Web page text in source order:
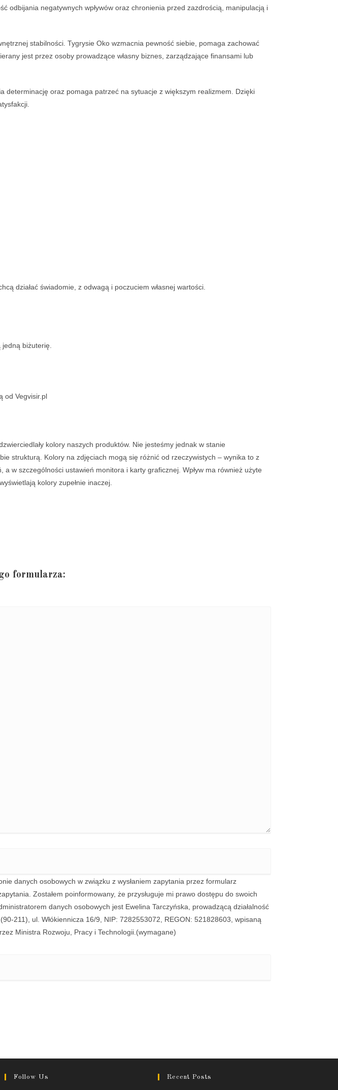
odbijania negatywnych wpływów oraz chronienia przed zazdrością, manipulacją i
stabilności. Tygrysie Oko wzmacnia pewność siebie, pomaga zachować
jest przez osoby prowadzące własny biznes, zarządzające finansami lub
determinację oraz pomaga patrzeć na sytuacje z większym realizmem. Dzięki
działać świadomie, z odwagą i poczuciem własnej wartości.
biżuterię.
od Vegvisir.pl
kolory naszych produktów. Nie jesteśmy jednak w stanie
strukturą. Kolory na zdjęciach mogą się różnić od rzeczywistych – wynika to z
w szczególności ustawień monitora i karty graficznej. Wpływ ma również użyte
kolory zupełnie inaczej.
formularza:
danych osobowych w związku z wysłaniem zapytania przez formularz
Zostałem poinformowany, że przysługuje mi prawo dostępu do swoich
danych osobowych jest Ewelina Tarczyńska, prowadzącą działalność
211), ul. Włókiennicza 16/9, NIP: 7282553072, REGON: 521828603, wpisaną
Ministra Rozwoju, Pracy i Technologii. (wymagane)
Follow Us Recent Posts